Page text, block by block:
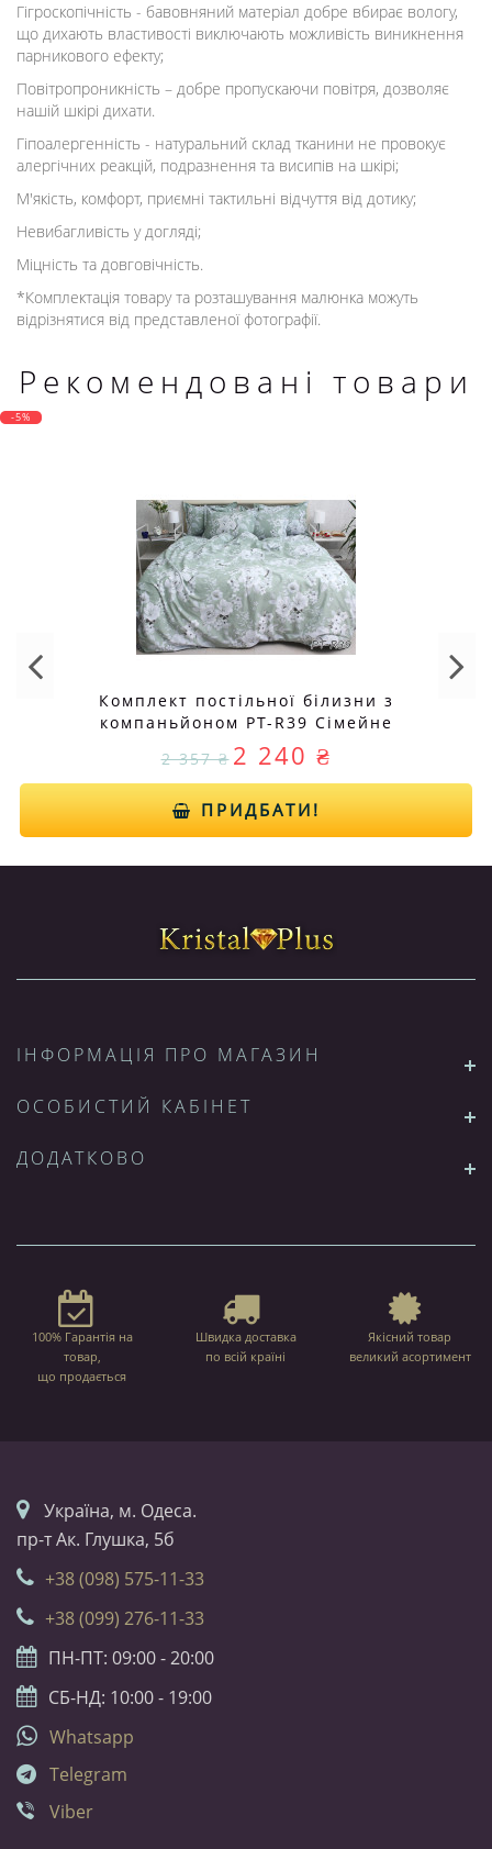
Гігроскопічність - бавовняний матеріал добре вбирає вологу,
що дихають властивості виключають можливість виникнення
парникового ефекту;
Повітропроникність – добре пропускаючи повітря, дозволяє
нашій шкірі дихати.
Гіпоалергенність - натуральний склад тканини не провокує
алергічних реакцій, подразнення та висипів на шкірі;
М'якість, комфорт, приємні тактильні відчуття від дотику;
Невибагливість у догляді;
Міцність та довговічність.
*Комплектація товару та розташування малюнка можуть
відрізнятися від представленої фотографії.
Рекомендовані товари
-5%
Комплект постільної білизни з
компаньйоном PT-R39 Сімейне
2 357 ₴ 2 240 ₴
ПРИДБАТИ!
ІНФОРМАЦІЯ ПРО МАГАЗИН
ОСОБИСТИЙ КАБІНЕТ
ДОДАТКОВО
100% Гарантія на
товар,
що продається
Швидка доставка
по всій країні
Якісний товар
великий асортимент
Українa, м. Одеса.
пр-т Ак. Глушка, 5б
+38 (098) 575-11-33
+38 (099) 276-11-33
ПН-ПТ: 09:00 - 20:00
СБ-НД: 10:00 - 19:00
Whatsapp
Telegram
Viber